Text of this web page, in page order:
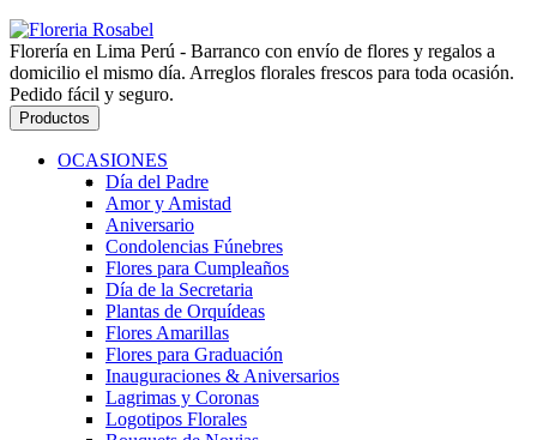
Florería en Lima Perú - Barranco con envío de flores y regalos a
domicilio el mismo día. Arreglos florales frescos para toda ocasión.
Pedido fácil y seguro.
Productos
OCASIONES
Día del Padre
Amor y Amistad
Aniversario
Condolencias Fúnebres
Flores para Cumpleaños
Día de la Secretaria
Plantas de Orquídeas
Flores Amarillas
Flores para Graduación
Inauguraciones & Aniversarios
Lagrimas y Coronas
Logotipos Florales